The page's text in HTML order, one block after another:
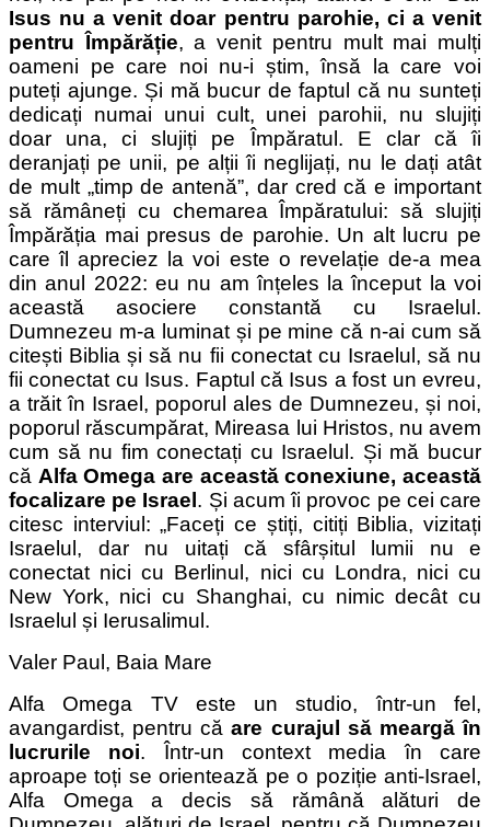
Isus nu a venit doar pentru parohie, ci a venit
pentru Împărăție, a venit pentru mult mai mulți
oameni pe care noi nu-i știm, însă la care voi
puteți ajunge. Și mă bucur de faptul că nu sunteți
dedicați numai unui cult, unei parohii, nu slujiți
doar una, ci slujiți pe Împăratul. E clar că îi
deranjați pe unii, pe alții îi neglijați, nu le dați atât
de mult „timp de antenă”, dar cred că e important
să rămâneți cu chemarea Împăratului: să slujiți
Împărăția mai presus de parohie. Un alt lucru pe
care îl apreciez la voi este o revelație de-a mea
din anul 2022: eu nu am înțeles la început la voi
această asociere constantă cu Israelul.
Dumnezeu m-a luminat și pe mine că n-ai cum să
citești Biblia și să nu fii conectat cu Israelul, să nu
fii conectat cu Isus. Faptul că Isus a fost un evreu,
a trăit în Israel, poporul ales de Dumnezeu, și noi,
poporul răscumpărat, Mireasa lui Hristos, nu avem
cum să nu fim conectați cu Israelul. Și mă bucur
că Alfa Omega are această conexiune, această
focalizare pe Israel. Și acum îi provoc pe cei care
citesc interviul: „Faceți ce știți, citiți Biblia, vizitați
Israelul, dar nu uitați că sfârșitul lumii nu e
conectat nici cu Berlinul, nici cu Londra, nici cu
New York, nici cu Shanghai, cu nimic decât cu
Israelul și Ierusalimul.
Valer Paul, Baia Mare
Alfa Omega TV este un studio, într-un fel,
avangardist, pentru căare curajul să meargă în
lucrurile noi. Într-un context media în care
aproape toți se orientează pe o poziție anti-Israel,
Alfa Omega a decis să rămână alături de